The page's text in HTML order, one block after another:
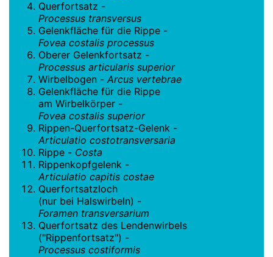
Querfortsatz -
Processus transversus
Gelenkfläche für die Rippe -
Fovea costalis processus
Oberer Gelenkfortsatz -
Processus articularis superior
Wirbelbogen - Arcus vertebrae
Gelenkfläche für die Rippe
am Wirbelkörper -
Fovea costalis superior
Rippen-Querfortsatz-Gelenk -
Articulatio costotransversaria
Rippe - Costa
Rippenkopfgelenk -
Articulatio capitis costae
Querfortsatzloch
(nur bei Halswirbeln) -
Foramen transversarium
Querfortsatz des Lendenwirbels
("Rippenfortsatz") -
Processus costiformis